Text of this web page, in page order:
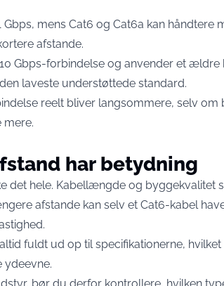
Gbps, mens Cat6 og Cat6a kan håndtere
afstande.
Gbps-forbindelse og anvender et
laveste understøttede standard.
reelt bliver langsommere, selv om
mere.
har betydning
det hele. Kabellængde og byggekvalitet
afstande kan selv et Cat6-kabel
fuldt ud op til specifikationerne,
ydeevne.
bør du derfor kontrollere, hvilken